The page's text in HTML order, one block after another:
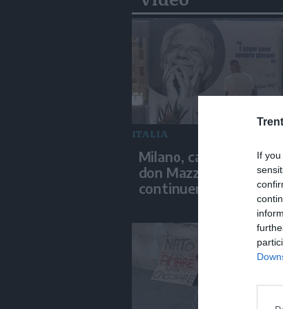
If
ITALIA
Milano, camera
don Mazzi. "La sua
continuerà"